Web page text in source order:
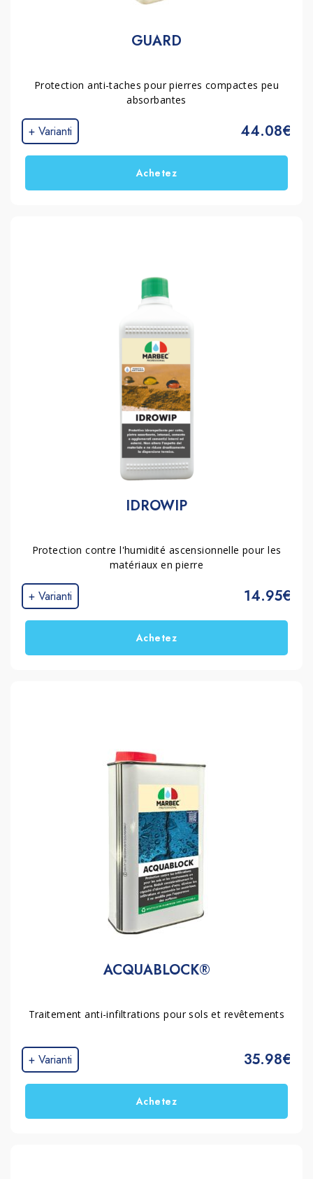
GUARD
Protection anti-taches pour pierres compactes peu
absorbantes
+ Varianti 44.08€
Achetez
IDROWIP
Protection contre l'humidité ascensionnelle pour les
matériaux en pierre
+ Varianti 14.95€
Achetez
ACQUABLOCK®
Traitement anti-infiltrations pour sols et revêtements
+ Varianti 35.98€
Achetez